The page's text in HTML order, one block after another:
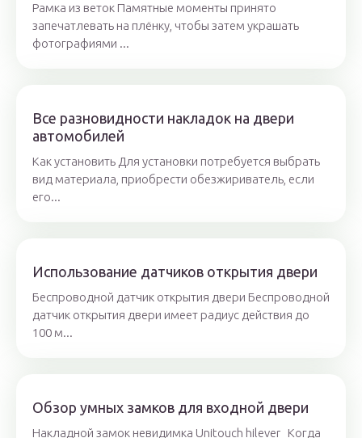
Рамка из веток Памятные моменты принято
запечатлевать на плёнку, чтобы затем украшать
фотографиями ...
Все разновидности накладок на двери
автомобилей
Как установить Для установки потребуется выбрать
вид материала, приобрести обезжириватель, если
его...
Использование датчиков открытия двери
Беспроводной датчик открытия двери Беспроводной
датчик открытия двери имеет радиус действия до
100 м...
Обзор умных замков для входной двери
Накладной замок невидимка Unitouch hilever Когда